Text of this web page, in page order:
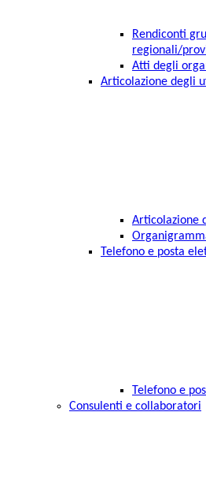
Rendiconti
regionali/
Atti degli
Articolazione degli
Articolazione
Telefono e posta
Telefono e
Consulenti e collaboratori